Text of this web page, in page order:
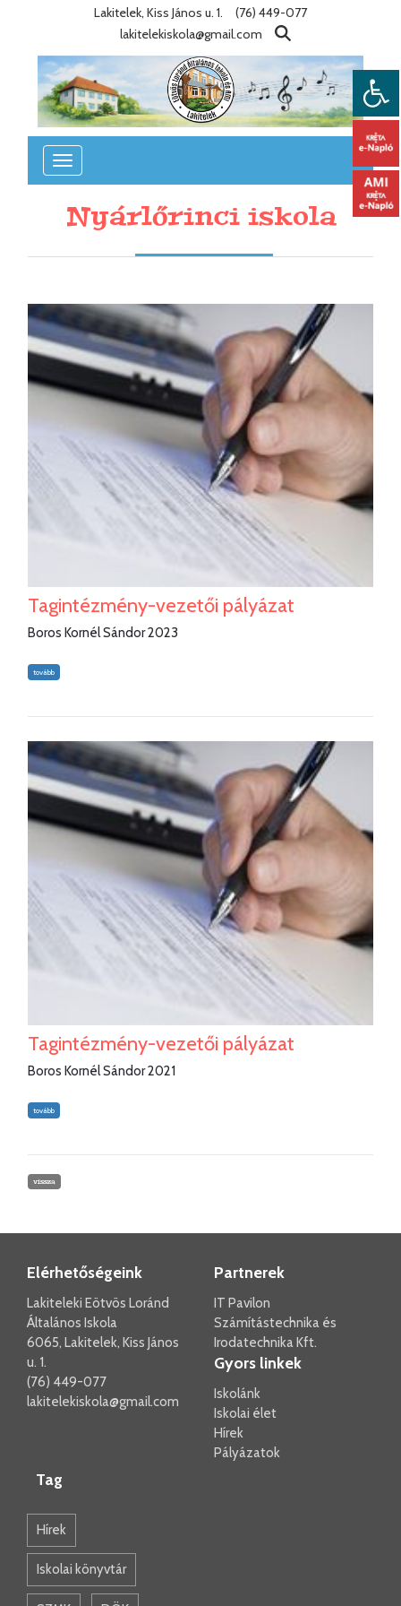
Lakitelek, Kiss János u. 1.
(76) 449-077
lakitelekiskola@gmail.com
Toggle
navigation
Nyárlőrinci iskola
Tagintézmény-vezetői pályázat
Boros Kornél Sándor 2023
tovább
Tagintézmény-vezetői pályázat
Boros Kornél Sándor 2021
tovább
vissza
Elérhetőségeink
Lakiteleki Eötvös Loránd
Általános Iskola
6065, Lakitelek, Kiss János
u. 1.
(76) 449-077
lakitelekiskola@gmail.com
Partnerek
IT Pavilon
Számítástechnika és
Irodatechnika Kft.
Gyors linkek
Iskolánk
Iskolai élet
Hírek
Pályázatok
Tag
Hírek
Iskolai könyvtár